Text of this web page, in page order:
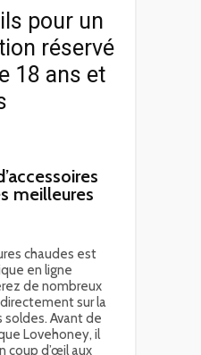
pour un
réservé
18 ans et
meilleures
chaudes est
en ligne
de nombreux
sur la
soldes. Avant de
Lovehoney, il
coup d’œil aux